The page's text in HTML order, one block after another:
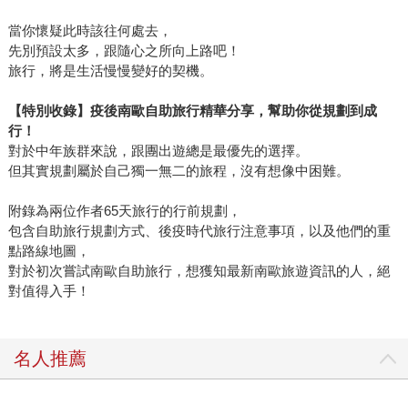
當你懷疑此時該往何處去，
先別預設太多，跟隨心之所向上路吧！
旅行，將是生活慢慢變好的契機。
【特別收錄】疫後南歐自助旅行精華分享，幫助你從規劃到成
行！
對於中年族群來說，跟團出遊總是最優先的選擇。
但其實規劃屬於自己獨一無二的旅程，沒有想像中困難。
附錄為兩位作者65天旅行的行前規劃，
包含自助旅行規劃方式、後疫時代旅行注意事項，以及他們的重
點路線地圖，
對於初次嘗試南歐自助旅行，想獲知最新南歐旅遊資訊的人，絕
對值得入手！
名人推薦